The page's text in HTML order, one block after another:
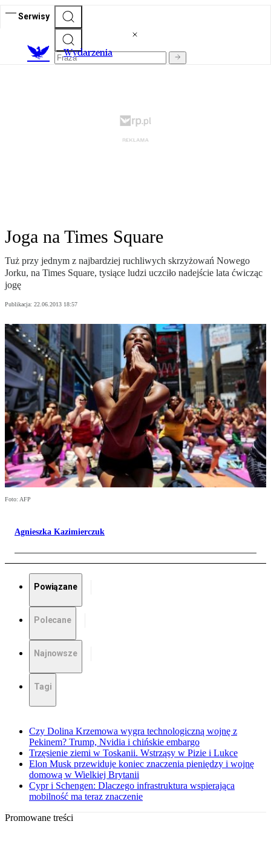
Serwisy
Wydarzenia
Joga na Times Square
Tuż przy jednym z najbardziej ruchliwych skrzyżowań Nowego
Jorku, na Times Square, tysiące ludzi uczciło nadejście lata ćwicząc
jogę
Publikacja: 22.06.2013 18:57
Foto: AFP
Agnieszka Kazimierczuk
Powiązane
Polecane
Najnowsze
Tagi
Czy Dolina Krzemowa wygra technologiczną wojnę z
Pekinem? Trump, Nvidia i chińskie embargo
Trzęsienie ziemi w Toskanii. Wstrząsy w Pizie i Lukce
Elon Musk przewiduje koniec znaczenia pieniędzy i wojnę
domową w Wielkiej Brytanii
Cypr i Schengen: Dlaczego infrastruktura wspierająca
mobilność ma teraz znaczenie
Promowane treści